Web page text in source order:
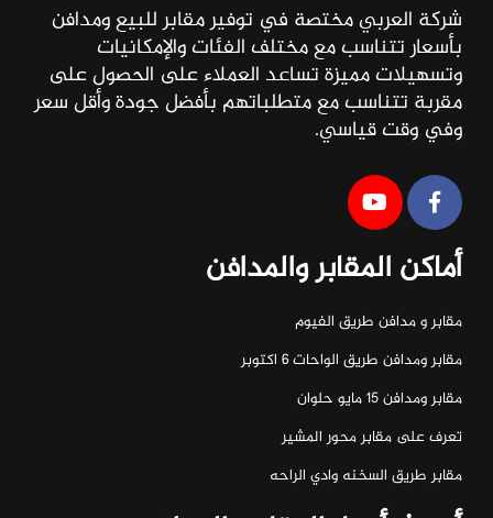
شركة العربي مختصة في توفير مقابر للبيع ومدافن
بأسعار تتناسب مع مختلف الفئات والإمكانيات
وتسهيلات مميزة تساعد العملاء على الحصول على
مقربة تتناسب مع متطلباتهم بأفضل جودة وأقل سعر
وفي وقت قياسي.
أماكن المقابر والمدافن
مقابر و مدافن طريق الفيوم
مقابر ومدافن طريق الواحات ٦ اكتوبر
مقابر ومدافن ١٥ مايو حلوان
تعرف على مقابر محور المشير
مقابر طريق السخنه وادي الراحه